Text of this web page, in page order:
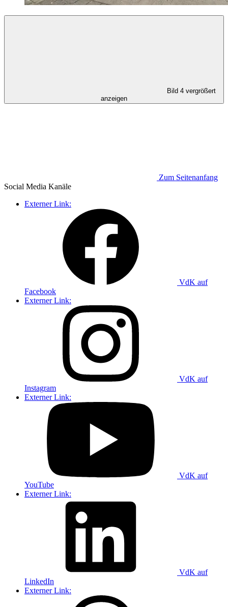
Bild 4 vergrößert
anzeigen
Zum Seitenanfang
Social Media Kanäle
Externer Link:
VdK auf
Facebook
Externer Link:
VdK auf
Instagram
Externer Link:
VdK auf
YouTube
Externer Link:
VdK auf
LinkedIn
Externer Link: